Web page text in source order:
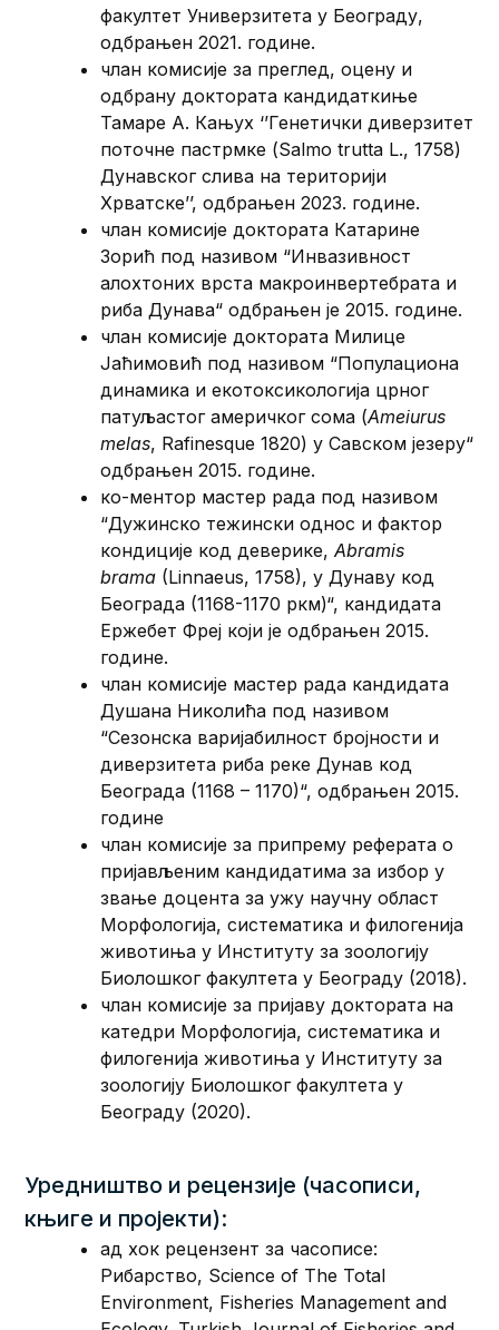
факултет Универзитета у Београду,
одбрањен 2021. године.
члан комисије за преглед, оцену и
одбрану доктората кандидаткиње
Тамаре А. Кањух ‘’Генетички диверзитет
поточне пастрмке (Salmo trutta L., 1758)
Дунавског слива на територији
Хрватске’’, одбрањен 2023. године.
члан комисије доктората Катарине
Зорић под називом “Инвазивност
алохтоних врста макроинвертебрата и
риба Дунава“ одбрањен је 2015. године.
члан комисије доктората Милице
Јаћимовић под називом “Популациона
динамика и екотоксикологија црног
патуљастог америчког сома (Ameiurus
melas, Rafinesque 1820) у Савском језеру“
одбрањен 2015. године.
ко-ментор мастер рада под називом
“Дужинско тежински однос и фактор
кондиције код деверике,Abramis
brama (Linnaeus, 1758), у Дунаву код
Београда (1168-1170 ркм)“, кандидата
Ержебет Фреј који је одбрањен 2015.
године.
члан комисије мастер рада кандидата
Душана Николића под називом
“Сезонска варијабилност бројности и
диверзитета риба реке Дунав код
Београда (1168 – 1170)“, одбрањен 2015.
године
члан комисије за припрему реферата о
пријављеним кандидатима за избор у
звање доцента за ужу научну област
Морфологија, систематика и филогенија
животиња у Институту за зоологију
Биолошког факултета у Београду (2018).
члан комисије за пријаву доктората на
катедри Морфологија, систематика и
филогенија животиња у Институту за
зоологију Биолошког факултета у
Београду (2020).
Уредништво и рецензије (часописи,
књиге и пројекти):
ад хок рецензент за часописе:
Рибарство, Science of The Total
Environment, Fisheries Management and